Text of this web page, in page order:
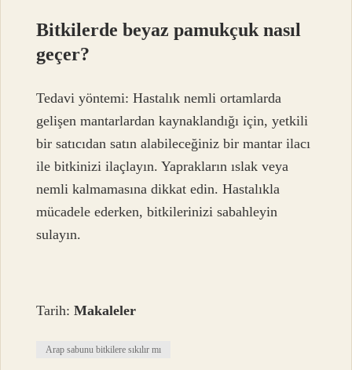
Bitkilerde beyaz pamukçuk nasıl
geçer?
Tedavi yöntemi: Hastalık nemli ortamlarda
gelişen mantarlardan kaynaklandığı için, yetkili
bir satıcıdan satın alabileceğiniz bir mantar ilacı
ile bitkinizi ilaçlayın. Yaprakların ıslak veya
nemli kalmamasına dikkat edin. Hastalıkla
mücadele ederken, bitkilerinizi sabahleyin
sulayın.
Tarih:Makaleler
Arap sabunu bitkilere sıkılır mı